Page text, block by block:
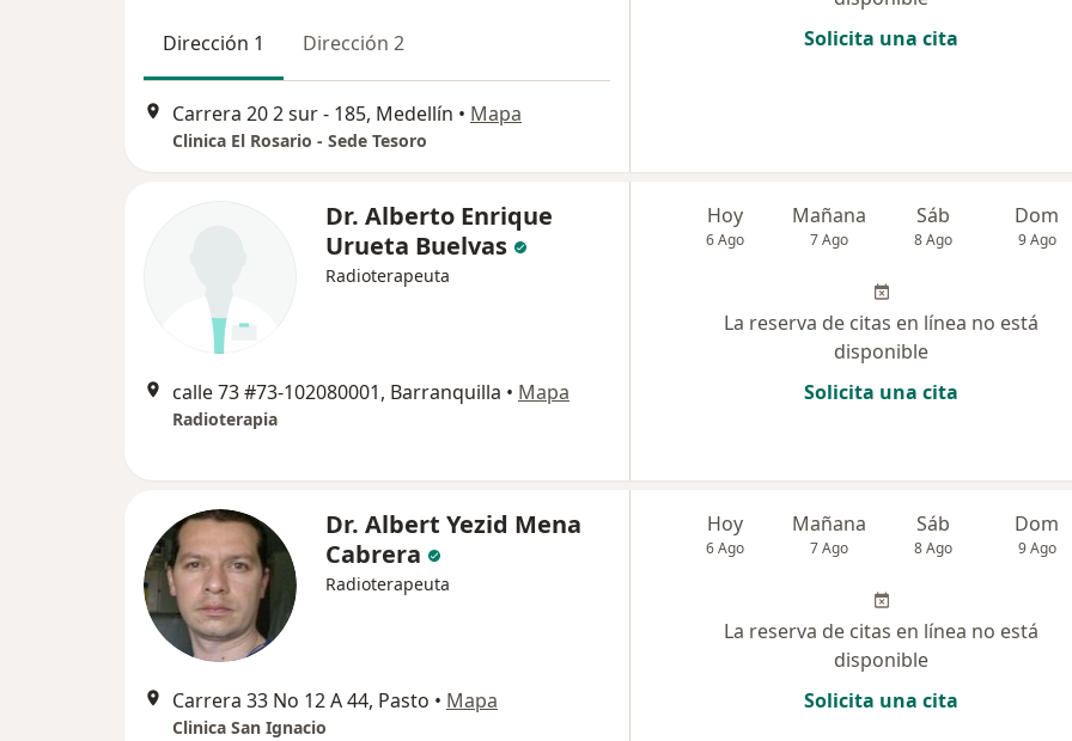
Dirección 1 Dirección 2
Carrera 20 2 sur - 185, Medellín • Mapa
Clinica El Rosario - Sede Tesoro
Solicita una cita
Dr. Alberto Enrique
Urueta Buelvas
Radioterapeuta
calle 73 #73-102080001, Barranquilla • Mapa
Radioterapia
Hoy
6 Ago
Mañana
7 Ago
Sáb
8 Ago
Dom
9 Ago
La reserva de citas en línea no está
disponible
Solicita una cita
Dr. Albert Yezid Mena
Cabrera
Radioterapeuta
Carrera 33 No 12 A 44, Pasto • Mapa
Clinica San Ignacio
Hoy
6 Ago
Mañana
7 Ago
Sáb
8 Ago
Dom
9 Ago
La reserva de citas en línea no está
disponible
Solicita una cita